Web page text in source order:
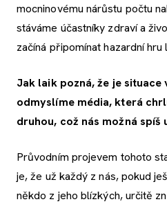
mocninovému nárůstu počtu
stáváme účastníky zdraví a
začíná připomínat hazardní hru
Jak laik pozná, že je situace
odmyslíme média, která
druhou, což nás možná spíš
Průvodním projevem tohoto
je, že už každý z nás, pokud
někdo z jeho blízkých, určitě